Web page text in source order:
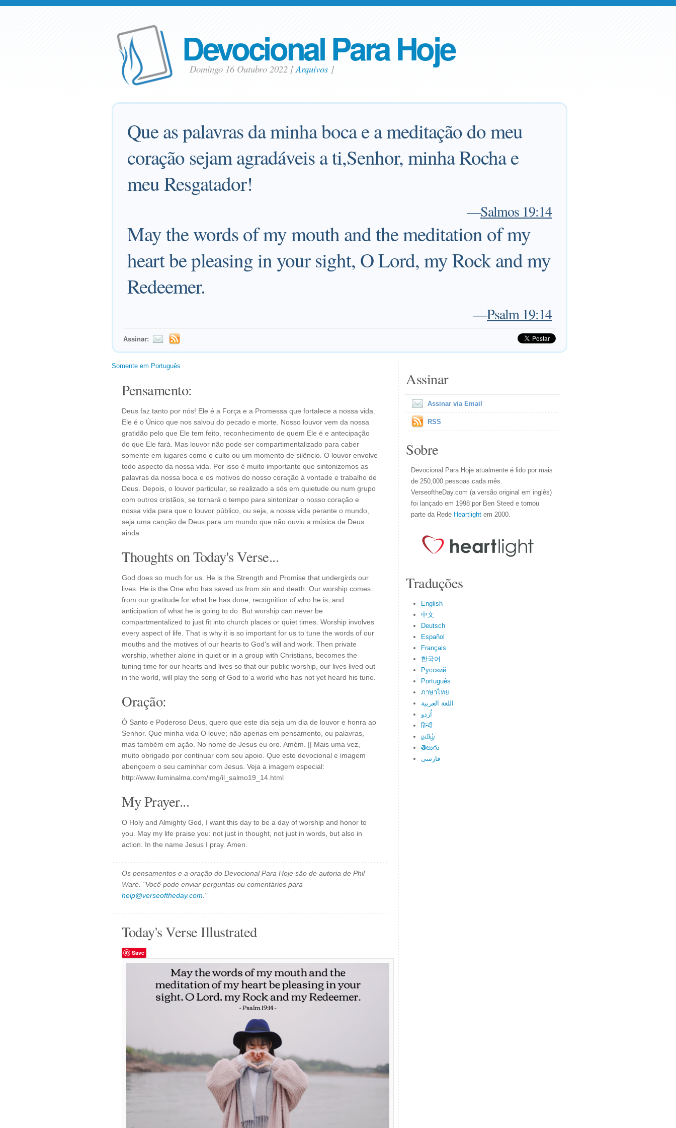
Devocional Para Hoje
Domingo 16 Outubro 2022 [Arquivos]
Que as palavras da minha boca e a meditação do meu
coração sejam agradáveis a ti,Senhor, minha Rocha e
meu Resgatador!
—Salmos 19:14
May the words of my mouth and the meditation of my
heart be pleasing in your sight, O Lord, my Rock and my
Redeemer.
—Psalm 19:14
Assinar:
Somente em Português
Pensamento:
Deus faz tanto por nós! Ele é a Força e a Promessa que fortalece a nossa vida.
Ele é o Único que nos salvou do pecado e morte. Nosso louvor vem da nossa
gratidão pelo que Ele tem feito, reconhecimento de quem Ele é e antecipação
do que Ele fará. Mas louvor não pode ser compartimentalizado para caber
somente em lugares como o culto ou um momento de silêncio. O louvor envolve
todo aspecto da nossa vida. Por isso é muito importante que sintonizemos as
palavras da nossa boca e os motivos do nosso coração à vontade e trabalho de
Deus. Depois, o louvor particular, se realizado a sós em quietude ou num grupo
com outros cristãos, se tornará o tempo para sintonizar o nosso coração e
nossa vida para que o louvor público, ou seja, a nossa vida perante o mundo,
seja uma canção de Deus para um mundo que não ouviu a música de Deus
ainda.
Thoughts on Today's Verse...
God does so much for us. He is the Strength and Promise that undergirds our
lives. He is the One who has saved us from sin and death. Our worship comes
from our gratitude for what he has done, recognition of who he is, and
anticipation of what he is going to do. But worship can never be
compartmentalized to just fit into church places or quiet times. Worship involves
every aspect of life. That is why it is so important for us to tune the words of our
mouths and the motives of our hearts to God's will and work. Then private
worship, whether alone in quiet or in a group with Christians, becomes the
tuning time for our hearts and lives so that our public worship, our lives lived out
in the world, will play the song of God to a world who has not yet heard his tune.
Oração:
Ó Santo e Poderoso Deus, quero que este dia seja um dia de louvor e honra ao
Senhor. Que minha vida O louve; não apenas em pensamento, ou palavras,
mas também em ação. No nome de Jesus eu oro. Amém. || Mais uma vez,
muito obrigado por continuar com seu apoio. Que este devocional e imagem
abençoem o seu caminhar com Jesus. Veja a imagem especial:
http://www.iluminalma.com/img/il_salmo19_14.html
My Prayer...
O Holy and Almighty God, I want this day to be a day of worship and honor to
you. May my life praise you: not just in thought, not just in words, but also in
action. In the name Jesus I pray. Amen.
Os pensamentos e a oração do Devocional Para Hoje são de autoria de Phil
Ware. "Você pode enviar perguntas ou comentários para
help@verseoftheday.com ."
Today's Verse Illustrated
Save
Assinar
Assinar via Email
RSS
Sobre
Devocional Para Hoje atualmente é lido por mais
de 250,000 pessoas cada mês.
VerseoftheDay.com (a versão original em inglês)
foi lançado em 1998 por Ben Steed e tornou
parte da Rede Heartlight em 2000.
Traduções
English
中文
Deutsch
Español
Français
한국어
Русский
Português
ภาษาไทย
اللغة العربية
اُردو
हिन्दी
தமிழ்
తెలుగు
فارسی